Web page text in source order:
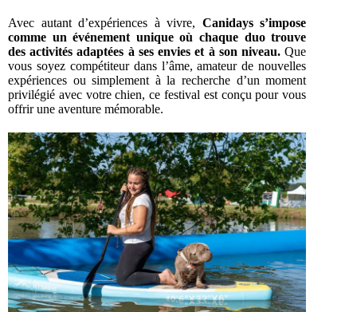
Avec autant d’expériences à vivre, Canidays s’impose
comme un événement unique où chaque duo trouve
des activités adaptées à ses envies et à son niveau. Que
vous soyez compétiteur dans l’âme, amateur de nouvelles
expériences ou simplement à la recherche d’un moment
privilégié avec votre chien, ce festival est conçu pour vous
offrir une aventure mémorable.